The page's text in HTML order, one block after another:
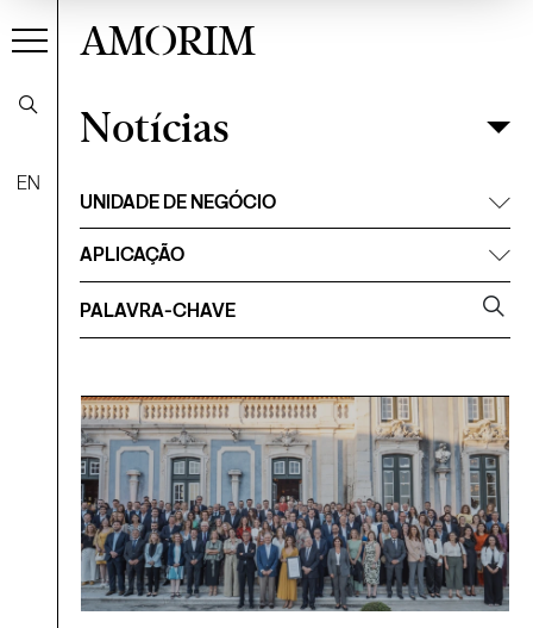
EN
AMORIM
Notícias
Filtrar
Notícias
UNIDADE DE NEGÓCIO
APLICAÇÃO